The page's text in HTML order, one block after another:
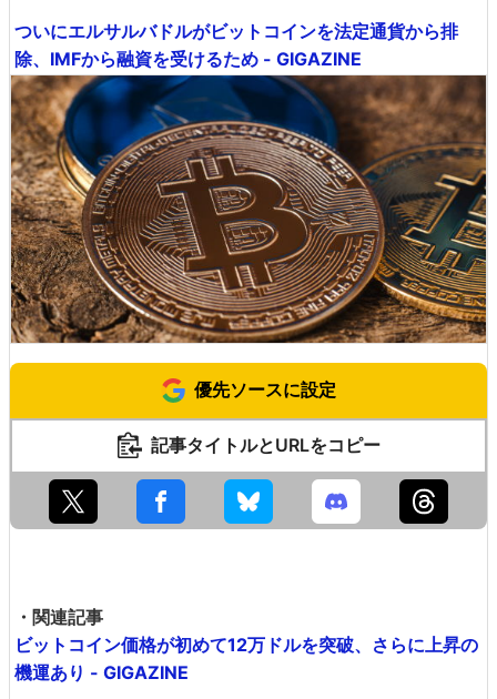
ついにエルサルバドルがビットコインを法定通貨から排
除、IMFから融資を受けるため - GIGAZINE
優先ソースに設定
記事タイトルとURLをコピー
・関連記事
ビットコイン価格が初めて12万ドルを突破、さらに上昇の
機運あり - GIGAZINE